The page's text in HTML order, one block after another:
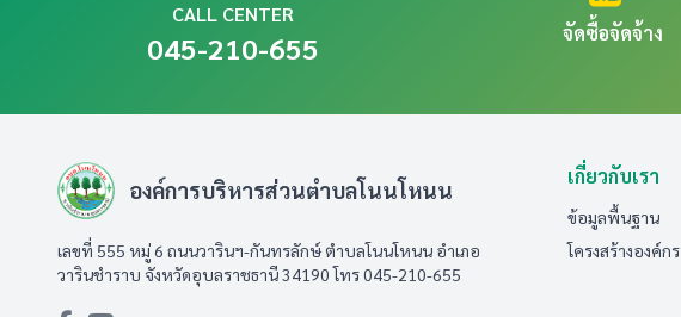
CALL CENTER
045-210-655 จัดซื้อจัดจ้าง
องค์การบริหารส่วนตำบลโนนโหนน
เลขที่ 555 หมู่ 6 ถนนวารินฯ-กันทรลักษ์ ตำบลโนนโหนน อำเภอ
วารินชำราบ จังหวัดอุบลราชธานี 34190 โทร 045-210-655
เกี่ยวกับเรา
ข้อมูลพื้นฐาน
โครงสร้างองค์กร